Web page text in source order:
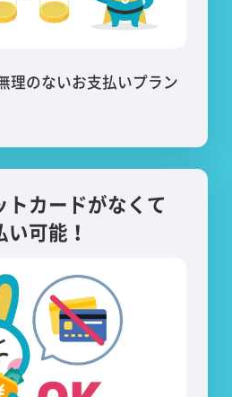
理のないお支払いプラン
トカードがなくて
可能！